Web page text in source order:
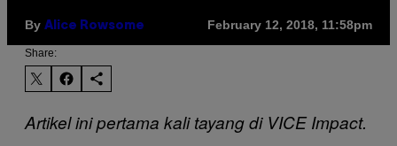
By Alice Rowsome February 12, 2018, 11:58pm
Share:
Artikel ini pertama kali tayang di VICE Impact.